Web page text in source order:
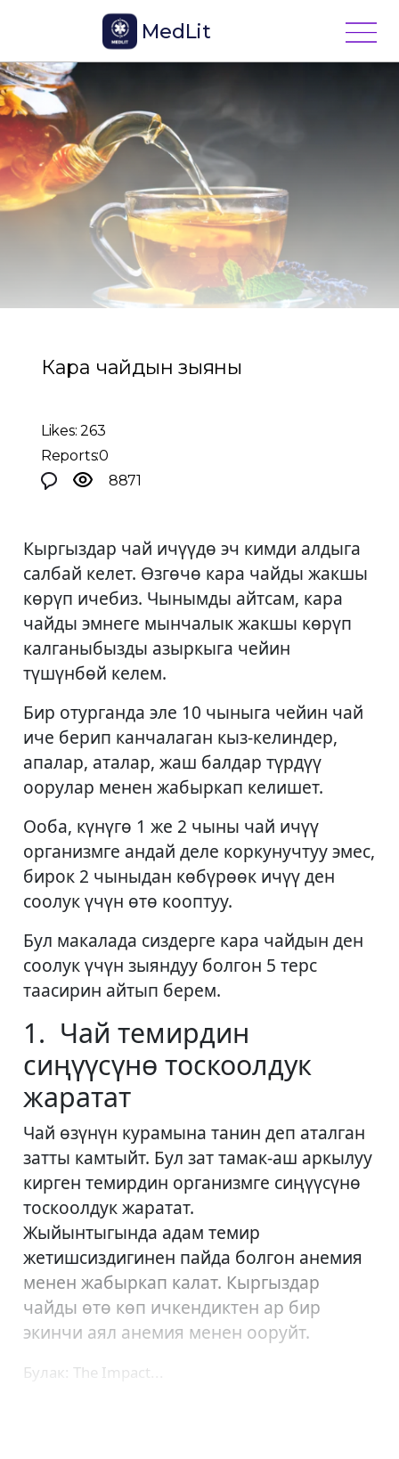
MedLit
Кара чайдын зыяны
Likes: 263
Reports:0
8871
Кыргыздар чай ичүүдө эч кимди алдыга
салбай келет. Өзгөчө кара чайды жакшы
көрүп ичебиз. Чынымды айтсам, кара
чайды эмнеге мынчалык жакшы көрүп
калганыбызды азыркыга чейин
түшүнбөй келем.
Бир отурганда эле 10 чыныга чейин чай
иче берип канчалаган кыз-келиндер,
апалар, аталар, жаш балдар түрдүү
оорулар менен жабыркап келишет.
Ооба, күнүгө 1 же 2 чыны чай ичүү
организмге андай деле коркунучтуу эмес,
бирок 2 чыныдан көбүрөөк ичүү ден
соолук үчүн өтө кооптуу.
Бул макалада сиздерге кара чайдын ден
соолук үчүн зыяндуу болгон 5 терс
таасирин айтып берем.
1. Чай темирдин
сиңүүсүнө тоскоолдук
жаратат
Чай өзүнүн курамына танин деп аталган
затты камтыйт. Бул зат тамак-аш аркылуу
кирген темирдин организмге сиңүүсүнө
тоскоолдук жаратат.
Жыйынтыгында адам темир
жетишсиздигинен пайда болгон анемия
менен жабыркап калат. Кыргыздар
чайды өтө көп ичкендиктен ар бир
экинчи аял анемия менен ооруйт.
Булак: The Impact...